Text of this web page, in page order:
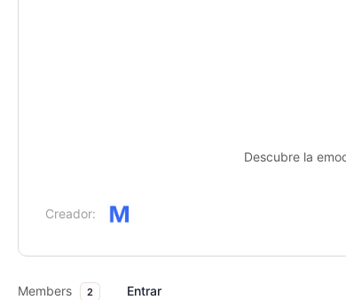
Descubre la
Creador:
Members 2 Entrar